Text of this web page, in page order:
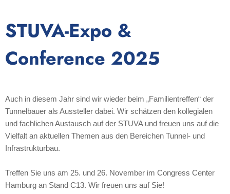
STUVA-Expo &
Conference 2025
Auch in diesem Jahr sind wir wieder beim „Familientreffen“ der
Tunnelbauer als Aussteller dabei. Wir schätzen den kollegialen
und fachlichen Austausch auf der STUVA und freuen uns auf die
Vielfalt an aktuellen Themen aus den Bereichen Tunnel- und
Infrastrukturbau.
Treffen Sie uns am 25. und 26. November im Congress Center
Hamburg an Stand C13. Wir freuen uns auf Sie!